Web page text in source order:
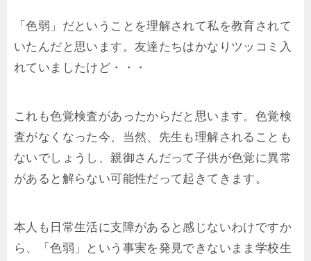
「色弱」だということを理解されて私を教育されて
いたんだと思います。友達たちはかなりツッコミ入
れていましたけど・・・
これも色覚検査があったからだと思います。色覚検
査がなくなった今、当然、先生も理解されることも
ないでしょうし、親御さんだって子供が色覚に異常
があると解らない可能性だって起きてきます。
本人も日常生活に支障があると感じないわけですか
ら、「色弱」という事実を発見できないまま学校生